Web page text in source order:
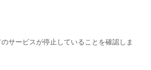
サービスが停止していることを確認しま